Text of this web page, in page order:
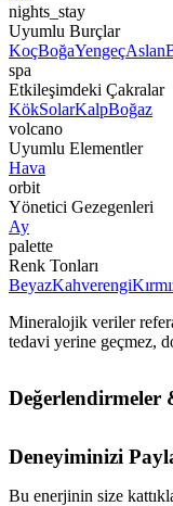
nights_stay
Uyumlu Burçlar
KoçBoğaYengeçAslan
spa
Etkileşimdeki Çakralar
KökSolarKalpBoğaz
volcano
Uyumlu Elementler
Hava
orbit
Yönetici Gezegenleri
Ay
palette
Renk Tonları
BeyazKahverengi
Mineralojik veriler
tedavi yerine geçmez,
Değerlendirmeler
Deneyiminizi
Bu enerjinin size